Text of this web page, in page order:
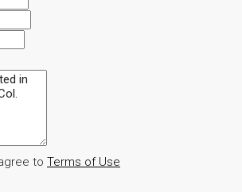
to Terms of Use